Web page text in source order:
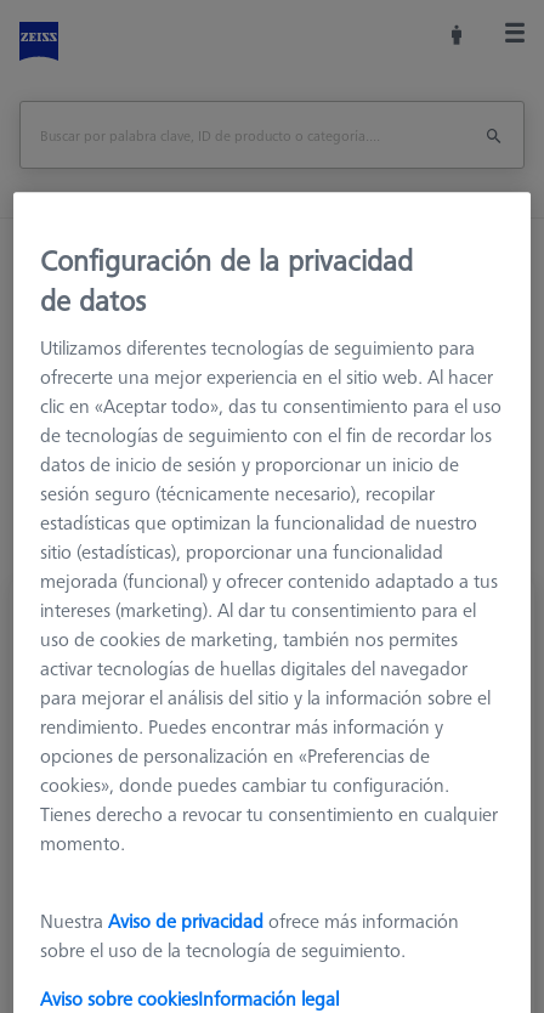
Inicio
Sistemas de palpadores
Elementos de conexión
Adaptador
Los adaptadores le permiten conectar componentes de
diferentes sistemas de roscas.
Adaptador/reducción, perno M3, taladro
M2
602030-8341-000
Configuración de la privacidad
de datos
Utilizamos diferentes tecnologías de seguimiento para
ofrecerte una mejor experiencia en el sitio web. Al hacer
clic en «Aceptar todo», das tu consentimiento para el uso
de tecnologías de seguimiento con el fin de recordar los
datos de inicio de sesión y proporcionar un inicio de
sesión seguro (técnicamente necesario), recopilar
estadísticas que optimizan la funcionalidad de nuestro
sitio (estadísticas), proporcionar una funcionalidad
mejorada (funcional) y ofrecer contenido adaptado a tus
intereses (marketing). Al dar tu consentimiento para el
uso de cookies de marketing, también nos permites
activar tecnologías de huellas digitales del navegador
para mejorar el análisis del sitio y la información sobre el
rendimiento. Puedes encontrar más información y
opciones de personalización en «Preferencias de
cookies», donde puedes cambiar tu configuración.
Tienes derecho a revocar tu consentimiento en cualquier
momento.
NuestraAviso de privacidadofrece más información
sobre el uso de la tecnología de seguimiento.
Aviso sobre cookiesInformación legal